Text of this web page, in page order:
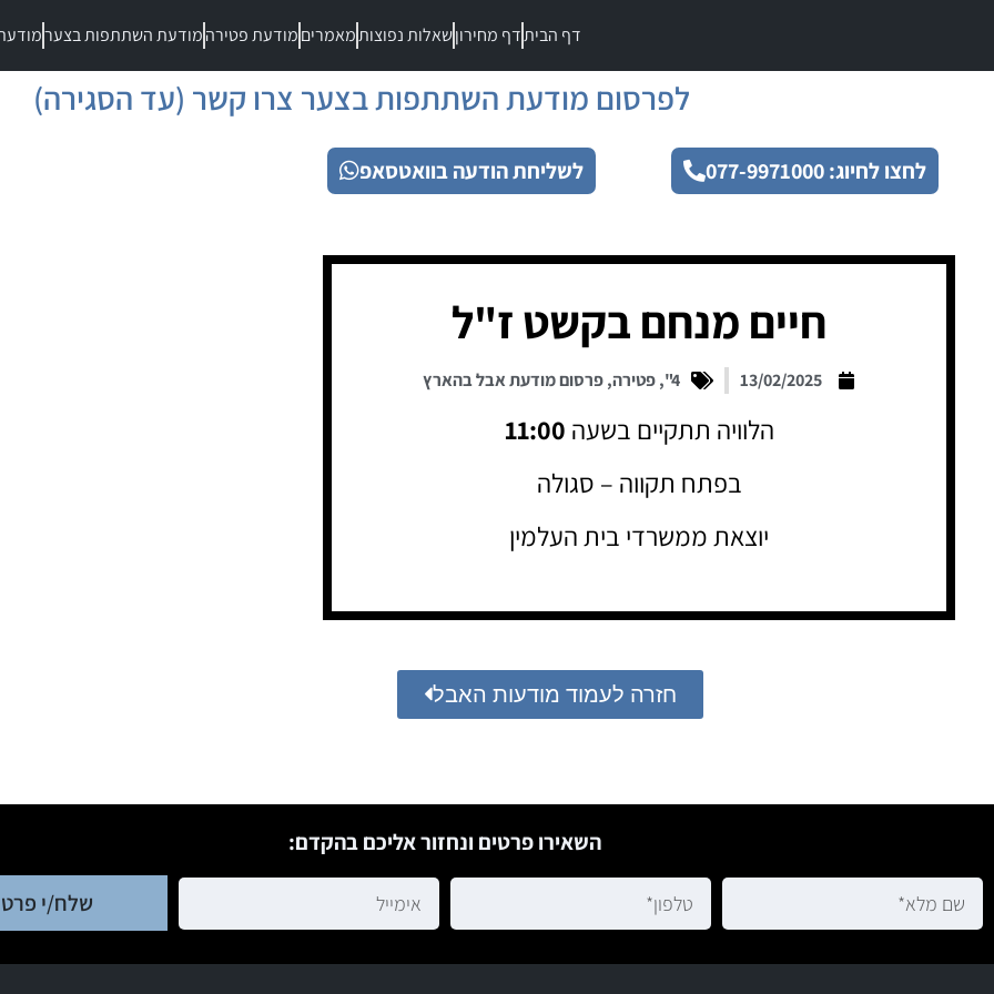
דף הביתדף מחירוןשאלות נפוצותמאמריםמודעת פטירהמודעת השתתפות בצער
לפרסום מודעת השתתפות בצער צרו קשר (עד הסגירה)
לחצו לחיוג: 077-9971000 לשליחת הודעה בוואטסאפ
חיים מנחם בקשט ז"ל
13/02/2025
4"
,פטירה,פרסום מודעת אבל בהארץ
הלוויה תתקיים בשעה 11:00
בפתח תקווה – סגולה
יוצאת ממשרדי בית העלמין
חזרה לעמוד מודעות האבל
השאירו פרטים ונחזור אליכם בהקדם:
שלח/י